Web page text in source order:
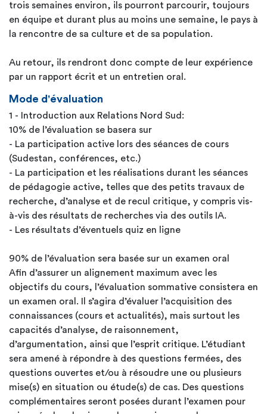
trois semaines environ, ils pourront parcourir, toujours
en équipe et durant plus au moins une semaine, le pays à
la rencontre de sa culture et de sa population.
Au retour, ils rendront donc compte de leur expérience
par un rapport écrit et un entretien oral.
Mode d'évaluation
1 - Introduction aux Relations Nord Sud:
10% de l’évaluation se basera sur
- La participation active lors des séances de cours
(Sudestan, conférences, etc.)
- La participation et les réalisations durant les séances
de pédagogie active, telles que des petits travaux de
recherche, d’analyse et de recul critique, y compris vis-
à-vis des résultats de recherches via des outils IA.
- Les résultats d’éventuels quiz en ligne
90% de l’évaluation sera basée sur un examen oral
Afin d’assurer un alignement maximum avec les
objectifs du cours, l’évaluation sommative consistera en
un examen oral. Il s’agira d’évaluer l’acquisition des
connaissances (cours et actualités), mais surtout les
capacités d’analyse, de raisonnement,
d’argumentation, ainsi que l’esprit critique. L’étudiant
sera amené à répondre à des questions fermées, des
questions ouvertes et/ou à résoudre une ou plusieurs
mise(s) en situation ou étude(s) de cas. Des questions
complémentaires seront posées durant l’examen pour